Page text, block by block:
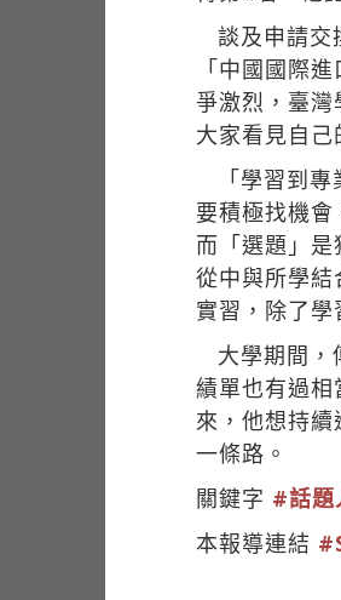
談及申請交
「中國國際
爭激烈，臺
大家看見自己
「學習到
要積極找機
而「選題」
從中與所學
實習，除了學
大學期間，
績單也有過
來，他想持
一條路。
關鍵字 #話題
本報導連結